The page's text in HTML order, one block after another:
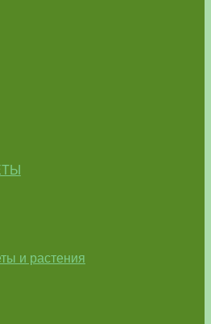
и растения